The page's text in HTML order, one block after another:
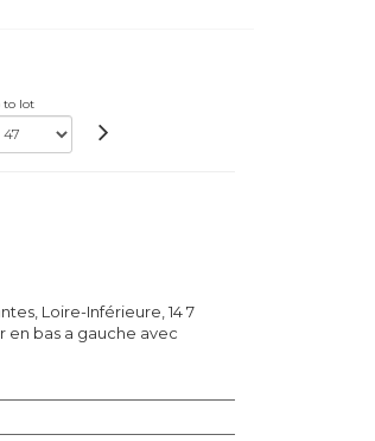
to lot
Loire-Inférieure, 14 7
en bas a gauche avec